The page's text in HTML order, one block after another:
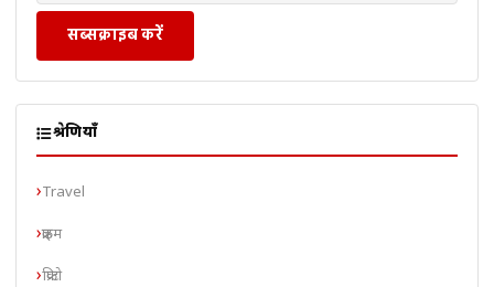
सब्सक्राइब करें
श्रेणियाँ
Travel
क्राइम
क्रिप्टो